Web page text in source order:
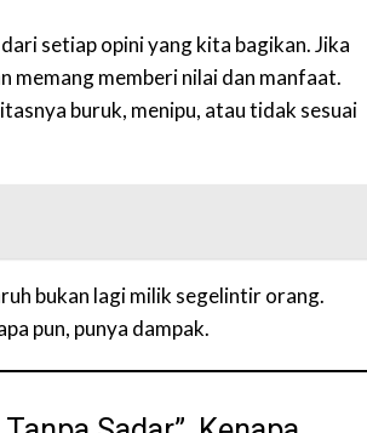
setiap opini yang kita bagikan. Jika
memang memberi nilai dan manfaat.
buruk, menipu, atau tidak sesuai
bukan lagi milik segelintir orang.
pun, punya dampak.